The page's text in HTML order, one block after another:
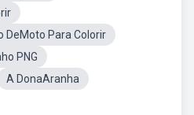
DeMoto Para Colorir
PNG
A DonaAranha